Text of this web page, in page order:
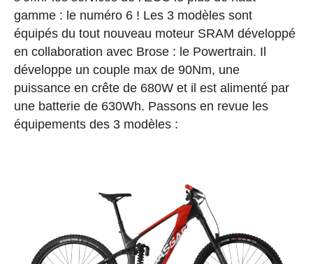
gamme : le numéro 6 ! Les 3 modèles sont
équipés du tout nouveau moteur SRAM développé
en collaboration avec Brose : le Powertrain. Il
développe un couple max de 90Nm, une
puissance en crête de 680W et il est alimenté par
une batterie de 630Wh. Passons en revue les
équipements des 3 modèles :